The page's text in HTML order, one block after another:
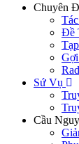
Chuyên
Đề
Sứ Vụ
Cầu